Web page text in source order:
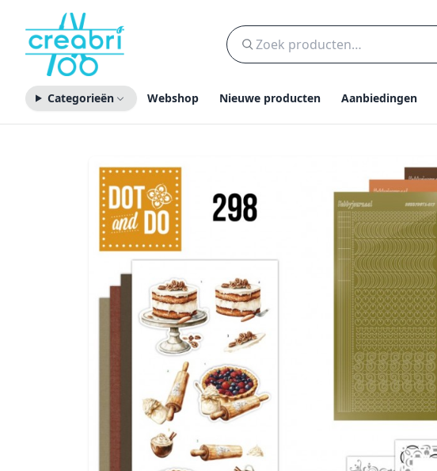
Categorieën Webshop Nieuwe producten Aanbiedingen